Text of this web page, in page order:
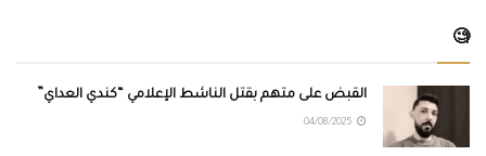
🧐
القبض على متهم بقتل الناشط الإعلامي “كندي العداي”